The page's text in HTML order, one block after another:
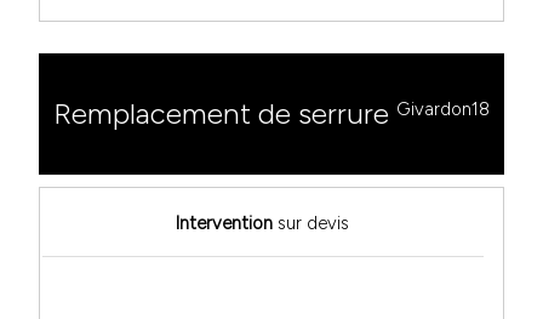
Remplacement de serrure Givardon18
Intervention sur devis